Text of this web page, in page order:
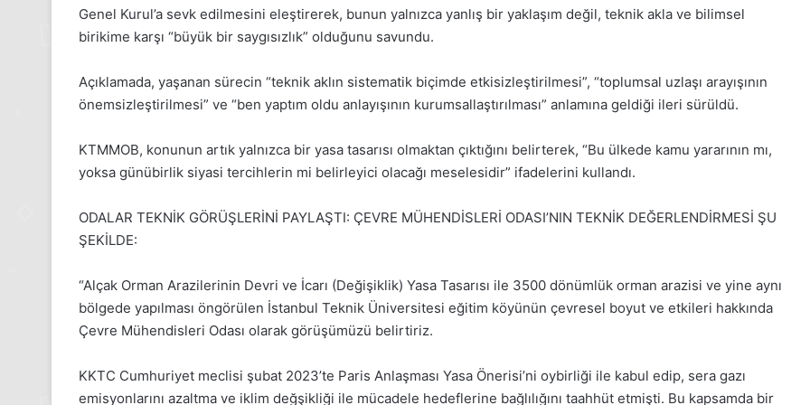
Genel Kurul’a sevk edilmesini eleştirerek, bunun yalnızca yanlış bir yaklaşım değil, teknik akla ve bilimsel
birikime karşı “büyük bir saygısızlık” olduğunu savundu.
Açıklamada, yaşanan sürecin “teknik aklın sistematik biçimde etkisizleştirilmesi”, “toplumsal uzlaşı arayışının
önemsizleştirilmesi” ve “ben yaptım oldu anlayışının kurumsallaştırılması” anlamına geldiği ileri sürüldü.
KTMMOB, konunun artık yalnızca bir yasa tasarısı olmaktan çıktığını belirterek, “Bu ülkede kamu yararının mı,
yoksa günübirlik siyasi tercihlerin mi belirleyici olacağı meselesidir” ifadelerini kullandı.
ODALAR TEKNİK GÖRÜŞLERİNİ PAYLAŞTI: ÇEVRE MÜHENDİSLERİ ODASI’NIN TEKNİK DEĞERLENDİRMESİ ŞU
ŞEKİLDE:
“Alçak Orman Arazilerinin Devri ve İcarı (Değişiklik) Yasa Tasarısı ile 3500 dönümlük orman arazisi ve yine aynı
bölgede yapılması öngörülen İstanbul Teknik Üniversitesi eğitim köyünün çevresel boyut ve etkileri hakkında
Çevre Mühendisleri Odası olarak görüşümüzü belirtiriz.
KKTC Cumhuriyet meclisi şubat 2023’te Paris Anlaşması Yasa Önerisi’ni oybirliği ile kabul edip, sera gazı
emisyonlarını azaltma ve iklim değşikliği ile mücadele hedeflerine bağlılığını taahhüt etmişti. Bu kapsamda bir
Pazartesi
Gıynık
manşetleri
24 Kasım 2025
24 Kasım Pazartesi 2025, Gıynık
Medya manşetleri
Pazartesi
2025,
manşetleri
1 Aralık 2025
1 Aralık Pazartesi 2025, Gıynık
Medya manşetleri